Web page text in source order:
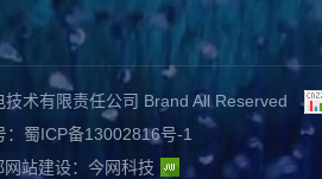
术有限责任公司 Brand All Reserved
：蜀ICP备13002816号-1
网站建设： 今网科技